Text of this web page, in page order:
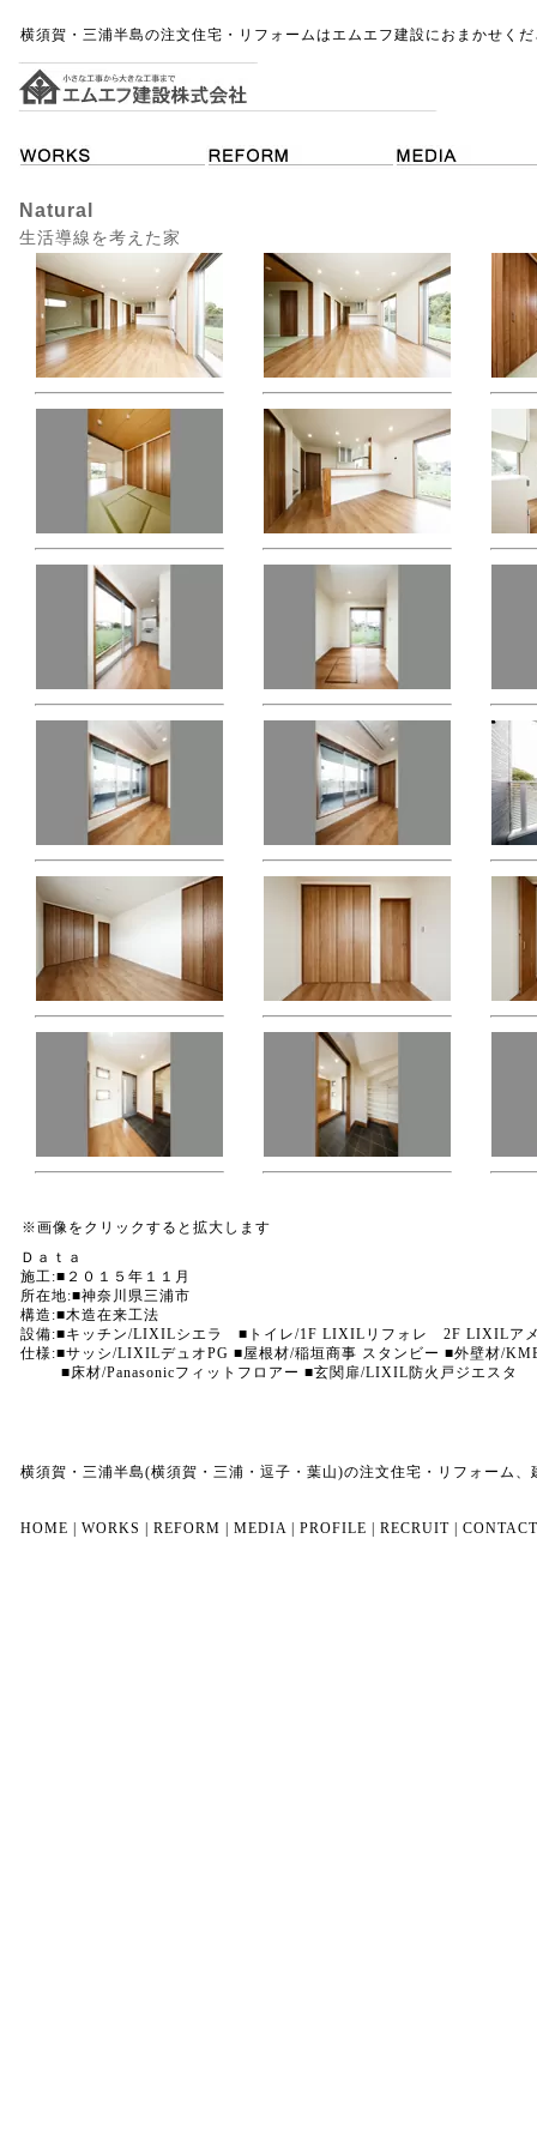
横須賀・三浦半島の注文住宅・リフォームはエムエフ建設におまかせく
Natural
生活導線を考えた家
※画像をクリックすると拡大します
Ｄａｔａ
施工:■２０１５年１１月
所在地:■神奈川県三浦市
構造:■木造在来工法
設備:■キッチン/LIXILシエラ ■トイレ/1F LIXILリフォレ 2F LIXILア
仕様:■サッシ/LIXILデュオPG ■屋根材/稲垣商事 スタンビー ■外壁材/
■床材/Panasonicフィットフロアー ■玄関扉/LIXIL防火戸ジエスタ
横須賀・三浦半島(横須賀・三浦・逗子・葉山)の注文住宅・リフォーム
HOME WORKS REFORM MEDIA PROFILE RECRUIT CONTACT